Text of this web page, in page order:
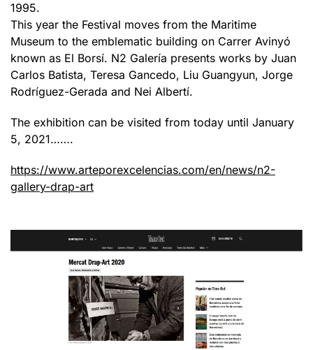
1995.
This year the Festival moves from the Maritime
Museum to the emblematic building on Carrer Avinyó
known as El Borsí. N2 Galería presents works by Juan
Carlos Batista, Teresa Gancedo, Liu Guangyun, Jorge
Rodríguez-Gerada and Nei Albertí.
The exhibition can be visited from today until January
5, 2021…….
https://www.arteporexcelencias.com/en/news/n2-
gallery-drap-art